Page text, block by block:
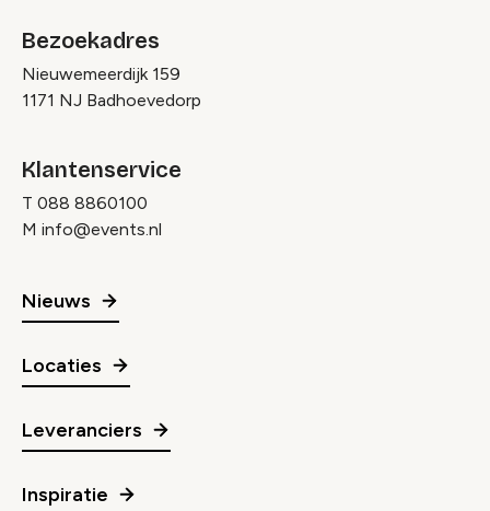
Bezoekadres
Nieuwemeerdijk 159
1171 NJ Badhoevedorp
Klantenservice
T 088 8860100
M info@events.nl
Nieuws
Locaties
Leveranciers
Inspiratie